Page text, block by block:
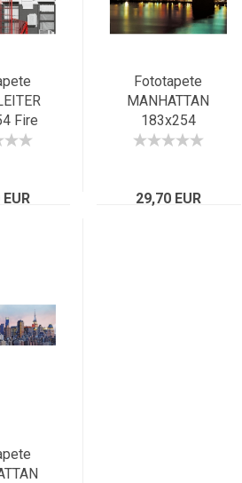
Fire
York
Fototapete
MANHATTAN
183x254
Twintowers New
Bridge
29,70 EUR